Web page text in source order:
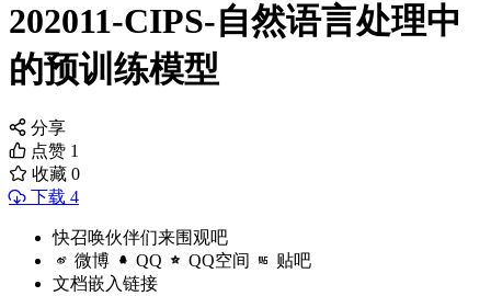
202011-CIPS-自然语言处理中
的预训练模型
分享
点赞 1
收藏 0
下载 4
快召唤伙伴们来围观吧
微博 QQ QQ空间 贴吧
文档嵌入链接